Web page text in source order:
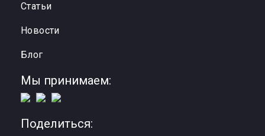
Статьи
Новости
Блог
Мы принимаем:
Поделиться: